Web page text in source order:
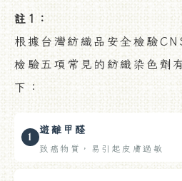
註1：
根據台灣紡織品安全檢驗
檢驗五項常見的紡織染色劑
下：
1
遊離甲醛
致癌物質，易引起皮膚過敏